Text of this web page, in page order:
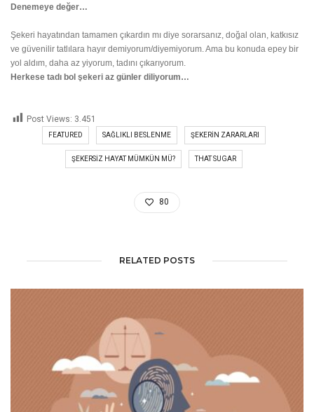
Denemeye değer…
Şekeri hayatından tamamen çıkardın mı diye sorarsanız, doğal olan, katkısız
ve güvenilir tatlılara hayır demiyorum/diyemiyorum. Ama bu konuda epey bir
yol aldım, daha az yiyorum, tadını çıkarıyorum.
Herkese tadı bol şekeri az günler diliyorum…
Post Views: 3.451
FEATURED SAĞLIKLI BESLENME ŞEKERIN ZARARLARI
ŞEKERSIZ HAYAT MÜMKÜN MÜ? THAT SUGAR
80
RELATED POSTS